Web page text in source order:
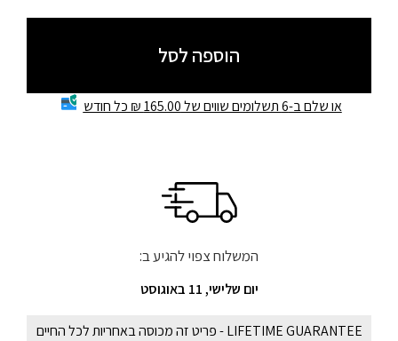
הוספה לסל
או שלם ב-6 תשלומים שווים של 165.00 ₪ כל חודש
המשלוח צפוי להגיע ב:
יום שלישי, 11 באוגוסט
LIFETIME GUARANTEE - פריט זה מכוסה באחריות לכל החיים